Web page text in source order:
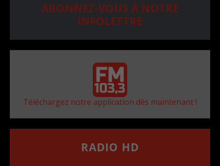
ABONNEZ-VOUS À NOTRE
INFOLETTRE
Téléchargez notre application dès maintenant !
RADIO HD